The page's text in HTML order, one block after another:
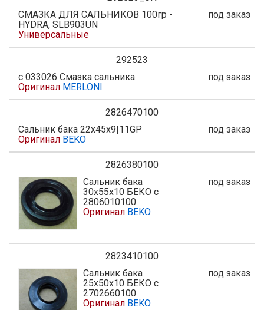
СМАЗКА ДЛЯ САЛЬНИКОВ 100гр -
HYDRA, SLB903UN
Универсальные
под заказ
292523
с 033026 Смазка сальника
Оригинал MERLONI
под заказ
2826470100
Сальник бака 22х45х9|11GP
Оригинал BEKO
под заказ
2826380100
Сальник бака
30x55x10 БЕКО с
2806010100
Оригинал BEKO
под заказ
2823410100
Cальник бака
25х50х10 БЕКО с
2702660100
Оригинал BEKO
под заказ